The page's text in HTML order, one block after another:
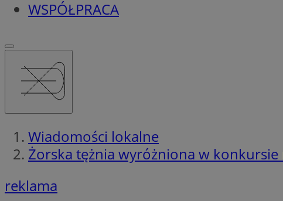
WSPÓŁPRACA
Wiadomości lokalne
Żorska tężnia wyróżniona w konkursie
reklama